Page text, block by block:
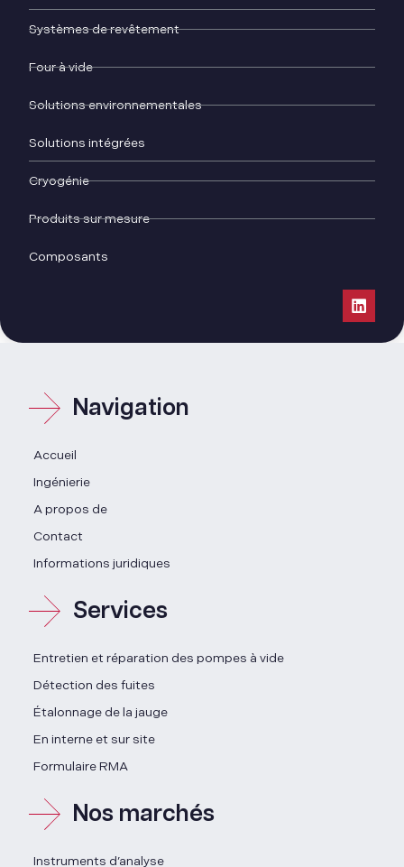
Systèmes de revêtement
Four à vide
Solutions environnementales
Solutions intégrées
Cryogénie
Produits sur mesure
Composants
Navigation
Accueil
Ingénierie
A propos de
Contact
Informations juridiques
Services
Entretien et réparation des pompes à vide
Détection des fuites
Étalonnage de la jauge
En interne et sur site
Formulaire RMA
Nos marchés
Instruments d’analyse